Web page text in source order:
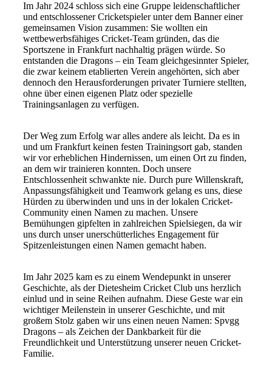
Im Jahr 2024 schloss sich eine Gruppe leidenschaftlicher
und entschlossener Cricketspieler unter dem Banner einer
gemeinsamen Vision zusammen: Sie wollten ein
wettbewerbsfähiges Cricket-Team gründen, das die
Sportszene in Frankfurt nachhaltig prägen würde. So
entstanden die Dragons – ein Team gleichgesinnter Spieler,
die zwar keinem etablierten Verein angehörten, sich aber
dennoch den Herausforderungen privater Turniere stellten,
ohne über einen eigenen Platz oder spezielle
Trainingsanlagen zu verfügen.
Der Weg zum Erfolg war alles andere als leicht. Da es in
und um Frankfurt keinen festen Trainingsort gab, standen
wir vor erheblichen Hindernissen, um einen Ort zu finden,
an dem wir trainieren konnten. Doch unsere
Entschlossenheit schwankte nie. Durch pure Willenskraft,
Anpassungsfähigkeit und Teamwork gelang es uns, diese
Hürden zu überwinden und uns in der lokalen Cricket-
Community einen Namen zu machen. Unsere
Bemühungen gipfelten in zahlreichen Spielsiegen, da wir
uns durch unser unerschütterliches Engagement für
Spitzenleistungen einen Namen gemacht haben.
Im Jahr 2025 kam es zu einem Wendepunkt in unserer
Geschichte, als der Dietesheim Cricket Club uns herzlich
einlud und in seine Reihen aufnahm. Diese Geste war ein
wichtiger Meilenstein in unserer Geschichte, und mit
großem Stolz gaben wir uns einen neuen Namen: Spvgg
Dragons – als Zeichen der Dankbarkeit für die
Freundlichkeit und Unterstützung unserer neuen Cricket-
Familie.